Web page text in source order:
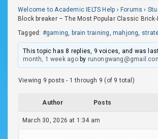
Welcome to Academic IELTS Help › Forums ›
Block breaker – The Most Popular Classic
Tagged: #gaming, brain training, mahjong,
This topic has 8 replies, 9 voices, and was
month, 1 week agoby
Viewing 9 posts - 1 through 9 (of 9 total)
Author Posts
March 30, 2026 at 1:34 am